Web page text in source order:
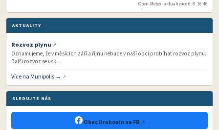
Open-Meteo · aktualizace 6. 8. 16:46
AKTUALITY
Rozvoz plynu
Oznamujeme, že v měsících září a říjnu nebude v naší obci probíhat rozvoz plynu.
Další rozvoz se usk…
Více na Munipolis →
SLEDUJTE NÁS
Obec Drahonín na FB